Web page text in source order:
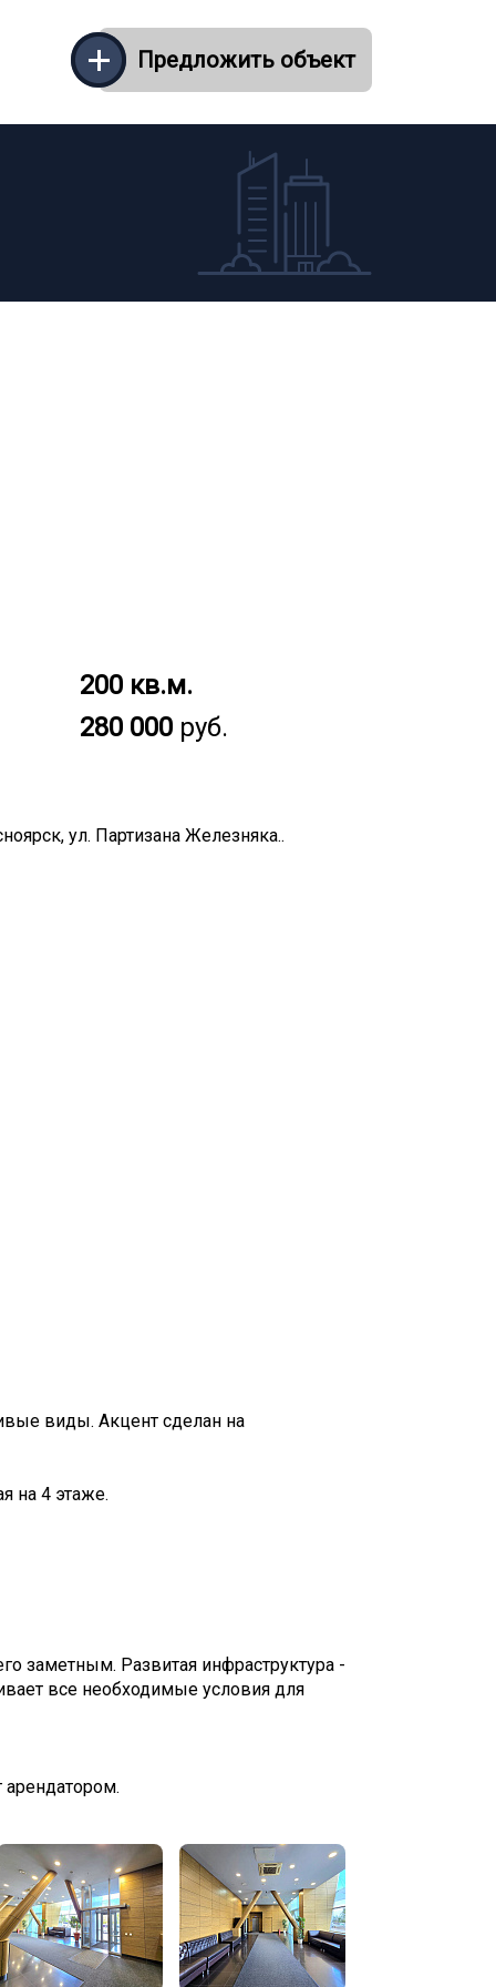
Предложить объект
200 кв.м.
280 000руб.
ул. Партизана Железняка..
виды. Акцент сделан на
на 4 этаже.
заметным. Развитая инфраструктура -
все необходимые условия для
арендатором.